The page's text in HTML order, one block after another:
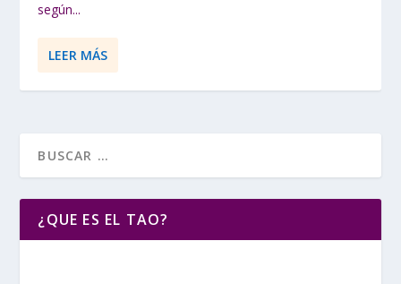
según...
LEER MÁS
¿QUE ES EL TAO?